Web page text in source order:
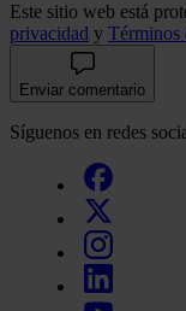
Este sitio web está
privacidad y Términos
Enviar comentario
Síguenos en redes